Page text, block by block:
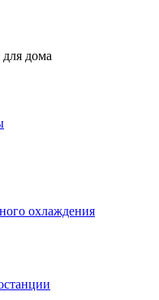
дома
охлаждения